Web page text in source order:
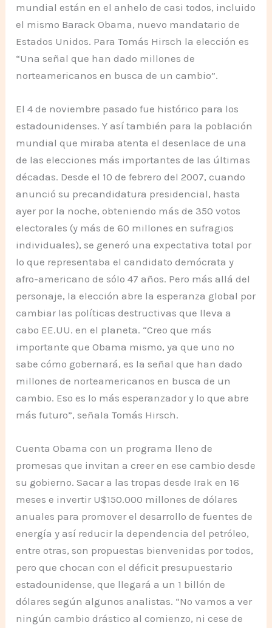
mundial están en el anhelo de casi todos, incluido
el mismo Barack Obama, nuevo mandatario de
Estados Unidos. Para Tomás Hirsch la elección es
“Una señal que han dado millones de
norteamericanos en busca de un cambio”.
El 4 de noviembre pasado fue histórico para los
estadounidenses. Y así también para la población
mundial que miraba atenta el desenlace de una
de las elecciones más importantes de las últimas
décadas. Desde el 10 de febrero del 2007, cuando
anunció su precandidatura presidencial, hasta
ayer por la noche, obteniendo más de 350 votos
electorales (y más de 60 millones en sufragios
individuales), se generó una expectativa total por
lo que representaba el candidato demócrata y
afro-americano de sólo 47 años. Pero más allá del
personaje, la elección abre la esperanza global por
cambiar las políticas destructivas que lleva a
cabo EE.UU. en el planeta. “Creo que más
importante que Obama mismo, ya que uno no
sabe cómo gobernará, es la señal que han dado
millones de norteamericanos en busca de un
cambio. Eso es lo más esperanzador y lo que abre
más futuro”, señala Tomás Hirsch.
Cuenta Obama con un programa lleno de
promesas que invitan a creer en ese cambio desde
su gobierno. Sacar a las tropas desde Irak en 16
meses e invertir U$150.000 millones de dólares
anuales para promover el desarrollo de fuentes de
energía y así reducir la dependencia del petróleo,
entre otras, son propuestas bienvenidas por todos,
pero que chocan con el déficit presupuestario
estadounidense, que llegará a un 1 billón de
dólares según algunos analistas. “No vamos a ver
ningún cambio drástico al comienzo, ni cese de